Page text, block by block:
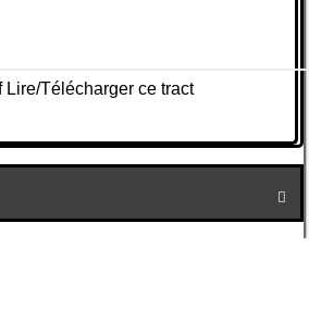

Lire/Télécharger ce tract